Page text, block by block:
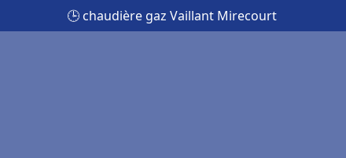
🕒 chaudière gaz Vaillant Mirecourt